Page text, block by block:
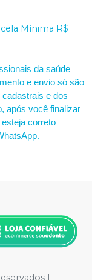
Mínima R$
da saúde
e envio só são
e dos
após você finalizar
correto
|